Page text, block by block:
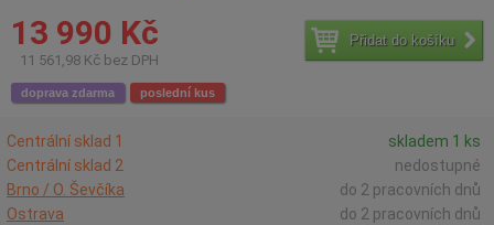
13 990 Kč
11 561,98 Kč bez DPH
Přidat do košíku
doprava zdarma poslední kus
Centrální sklad 1
skladem 1 ks
Centrální sklad 2
nedostupné
Brno / O. Ševčíka
do 2 pracovních dnů
Ostrava
do 2 pracovních dnů